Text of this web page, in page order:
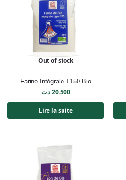
Out of stock
Farine Intégrale T150 Bio
20.500 د.ت
Lire la suite